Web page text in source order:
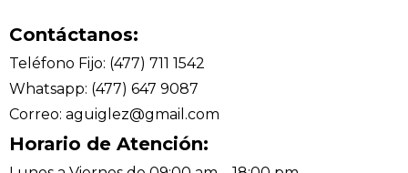
Contáctanos:
Teléfono Fijo: (477) 711 1542
Whatsapp: (477) 647 9087
Correo: aguiglez@gmail.com
Horario de Atención: